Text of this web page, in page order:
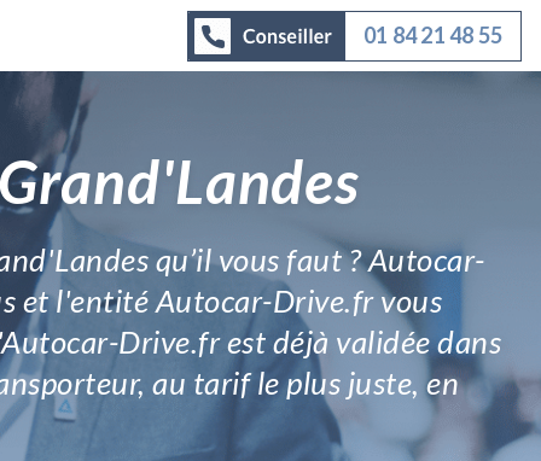
01 84 21 48 55
qu’il vous faut ? Autocar-
et l'entité Autocar-Drive.fr vous
Drive.fr est déjà validée dans
au tarif le plus juste, en